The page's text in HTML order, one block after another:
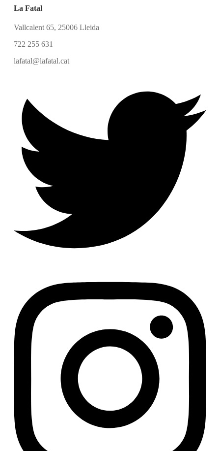
La Fatal
Vallcalent 65, 25006 Lleida
722 255 631
lafatal@lafatal.cat